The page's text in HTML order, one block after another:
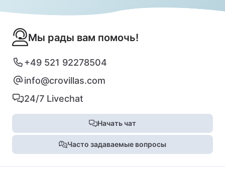
Мы рады вам помочь!
+49 521 92278504
info@crovillas.com
24/7 Livechat
Начать чат
Часто задаваемые вопросы